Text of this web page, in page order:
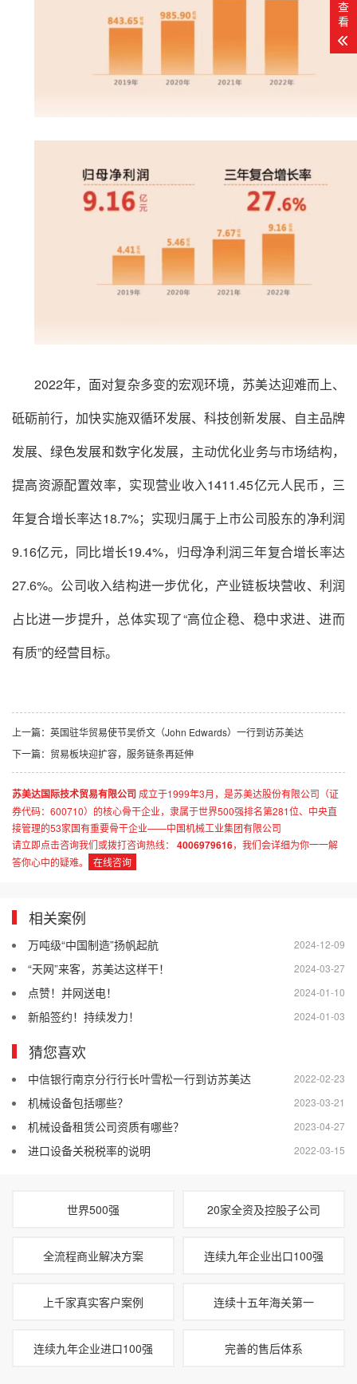
2022年，面对复杂多变的宏观环境， 苏美达迎难而上、
砥砺前行，加快实施双循环发展、科技创新发展、自主品牌
发展、绿色发展和数字化发展，主动优化业务与市场结构，
提高资源配置效率，实现营业收入1411.45亿元人民币，三
年复合增长率达18.7%；实现归属于上市公司股东的净利润
9.16亿元，同比增长19.4%，归母净利润三年复合增长率达
27.6%。公司收入结构进一步优化，产业链板块营收、利润
占比进一步提升，总体实现了“高位企稳、稳中求进、进而
有质”的经营目标。
上一篇： 英国驻华贸易使节吴侨文（John Edwards）一行到访苏美达
下一篇： 贸易板块迎扩容，服务链条再延伸
苏美达国际技术贸易有限公司 成立于1999年3月，是苏美达股份有限公司（证
券代码：600710）的核心骨干企业，隶属于世界500强排名第281位、中央直
接管理的53家国有重要骨干企业——中国机械工业集团有限公司
请立即点击咨询我们或拨打咨询热线：
4006979616，我们会详细为你一一解
答你心中的疑难。
在线咨询
相关案例
2024-12-09
万吨级“中国制造”扬帆起航
2024-03-27
“天网”来客，苏美达这样干！
2024-01-10
点赞！并网送电！
2024-01-03
新船签约！持续发力！
猜您喜欢
2022-02-23
中信银行南京分行行长叶雪松一行到访苏美达
2023-03-21
机械设备包括哪些？
2023-04-27
机械设备租赁公司资质有哪些？
2022-03-15
进口设备关税税率的说明
世界500强 20家全资及控股子公司
全流程商业解决方案 连续九年企业出口100强
上千家真实客户案例 连续十五年海关第一
连续九年企业进口100强 完善的售后体系
查
看